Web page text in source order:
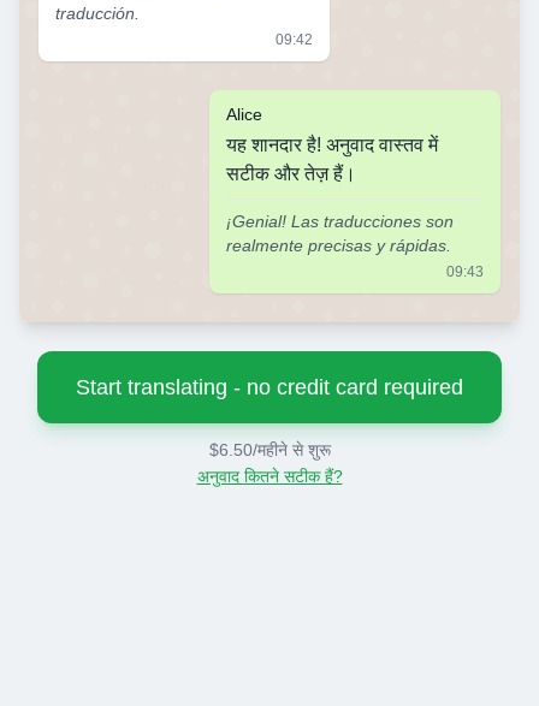
traducción.
09:42
Alice
यह शानदार है! अनुवाद वास्तव में
सटीक और तेज़ हैं।
¡Genial! Las traducciones son
realmente precisas y rápidas.
09:43
Start translating - no credit card required
$6.50/महीने से शुरू
अनुवाद कितने सटीक हैं?